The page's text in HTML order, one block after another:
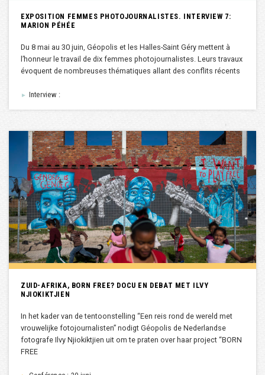
EXPOSITION FEMMES PHOTOJOURNALISTES. INTERVIEW 7:
MARION PÉHÉE
Du 8 mai au 30 juin, Géopolis et les Halles-Saint Géry mettent à
l’honneur le travail de dix femmes photojournalistes. Leurs travaux
évoquent de nombreuses thématiques allant des conflits récents
► Interview :
ZUID-AFRIKA, BORN FREE? DOCU EN DEBAT MET ILVY
NJIOKIKTJIEN
In het kader van de tentoonstelling “Een reis rond de wereld met
vrouwelijke fotojournalisten” nodigt Géopolis de Nederlandse
fotografe Ilvy Njiokiktjien uit om te praten over haar project “BORN
FREE